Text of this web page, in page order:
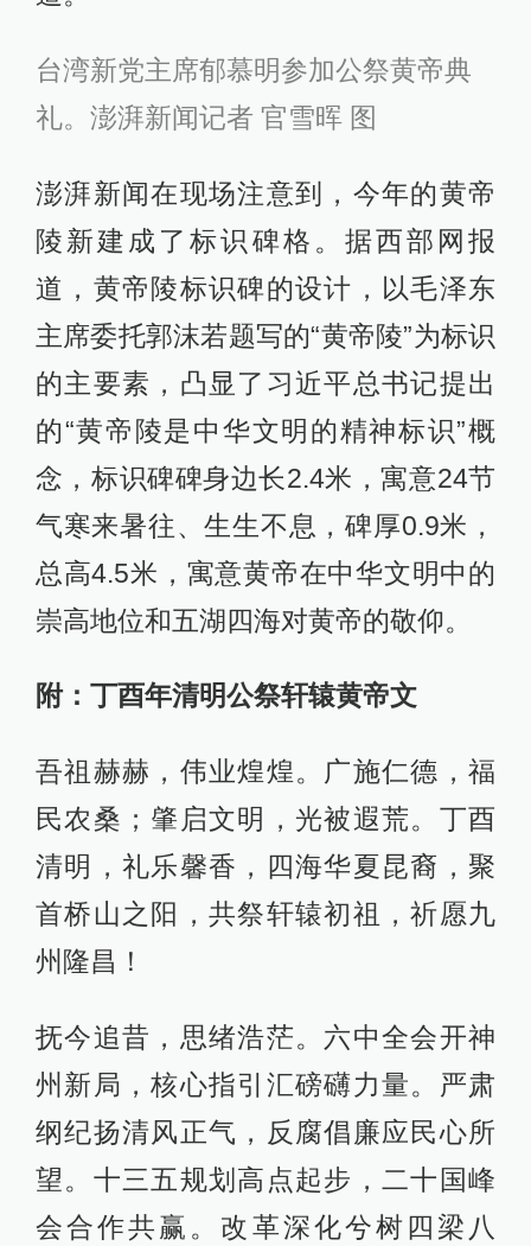
台湾新党主席郁慕明参加公祭黄帝典
礼。澎湃新闻记者 官雪晖 图
澎湃新闻在现场注意到，今年的黄帝
陵新建成了标识碑格。据西部网报
道，黄帝陵标识碑的设计，以毛泽东
主席委托郭沫若题写的“黄帝陵”为标识
的主要素，凸显了习近平总书记提出
的“黄帝陵是中华文明的精神标识”概
念，标识碑碑身边长2.4米，寓意24节
气寒来暑往、生生不息，碑厚0.9米，
总高4.5米，寓意黄帝在中华文明中的
崇高地位和五湖四海对黄帝的敬仰。
附：丁酉年清明公祭轩辕黄帝文
吾祖赫赫，伟业煌煌。广施仁德，福
民农桑；肇启文明，光被遐荒。丁酉
清明，礼乐馨香，四海华夏昆裔，聚
首桥山之阳，共祭轩辕初祖，祈愿九
州隆昌！
抚今追昔，思绪浩茫。六中全会开神
州新局，核心指引汇磅礴力量。严肃
纲纪扬清风正气，反腐倡廉应民心所
望。十三五规划高点起步，二十国峰
会合作共赢。改革深化兮树四梁八